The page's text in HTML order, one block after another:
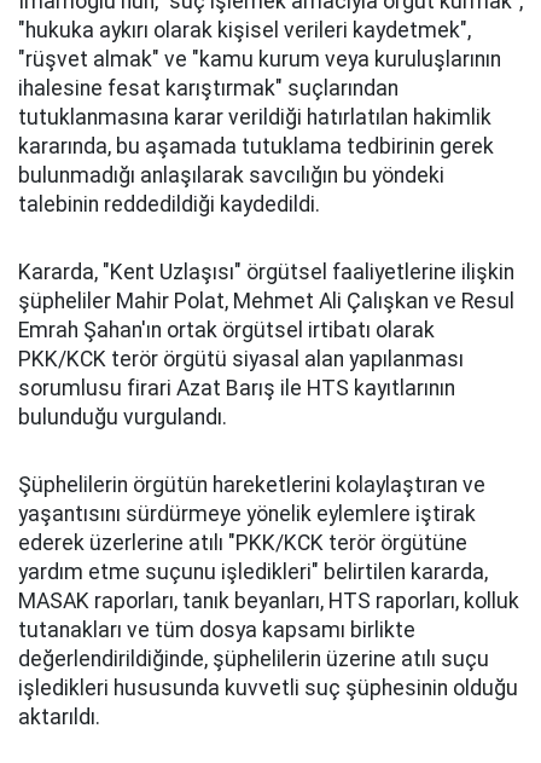
"hukuka aykırı olarak kişisel verileri kaydetmek",
"rüşvet almak" ve "kamu kurum veya kuruluşlarının
ihalesine fesat karıştırmak" suçlarından
tutuklanmasına karar verildiği hatırlatılan hakimlik
kararında, bu aşamada tutuklama tedbirinin gerek
bulunmadığı anlaşılarak savcılığın bu yöndeki
talebinin reddedildiği kaydedildi.
Kararda, "Kent Uzlaşısı" örgütsel faaliyetlerine ilişkin
şüpheliler Mahir Polat, Mehmet Ali Çalışkan ve Resul
Emrah Şahan'ın ortak örgütsel irtibatı olarak
PKK/KCK terör örgütü siyasal alan yapılanması
sorumlusu firari Azat Barış ile HTS kayıtlarının
bulunduğu vurgulandı.
Şüphelilerin örgütün hareketlerini kolaylaştıran ve
yaşantısını sürdürmeye yönelik eylemlere iştirak
ederek üzerlerine atılı "PKK/KCK terör örgütüne
yardım etme suçunu işledikleri" belirtilen kararda,
MASAK raporları, tanık beyanları, HTS raporları, kolluk
tutanakları ve tüm dosya kapsamı birlikte
değerlendirildiğinde, şüphelilerin üzerine atılı suçu
işledikleri hususunda kuvvetli suç şüphesinin olduğu
aktarıldı.